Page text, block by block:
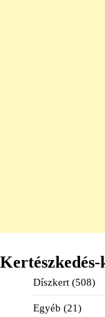
Díszkert (508)
Egyéb (21)